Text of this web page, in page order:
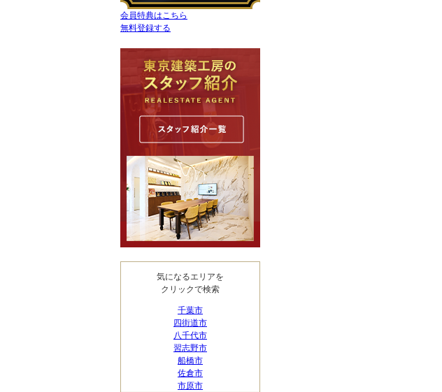
会員特典はこちら
無料登録する
気になるエリアを
クリックで検索
千葉市
四街道市
八千代市
習志野市
船橋市
佐倉市
市原市